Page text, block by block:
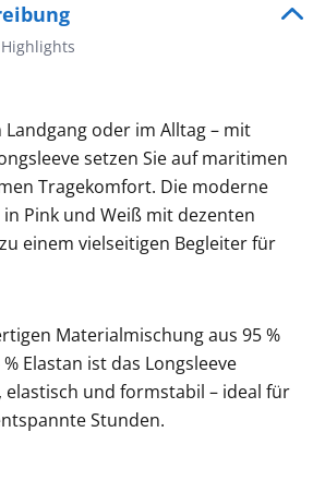
Landgang oder im Alltag – mit
setzen Sie auf maritimen
Tragekomfort. Die moderne
Pink und Weiß mit dezenten
einem vielseitigen Begleiter für
Materialmischung aus 95 %
Elastan ist das Longsleeve
elastisch und formstabil – ideal für
Stunden.